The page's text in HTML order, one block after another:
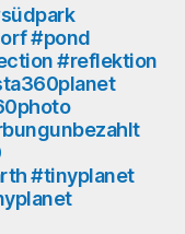
#reflection
#reflektion
#spiegelung
#insta360
#insta360planet
#lifein360
#360photo
#360photos
#pond
#reflektion
#tinyplanet